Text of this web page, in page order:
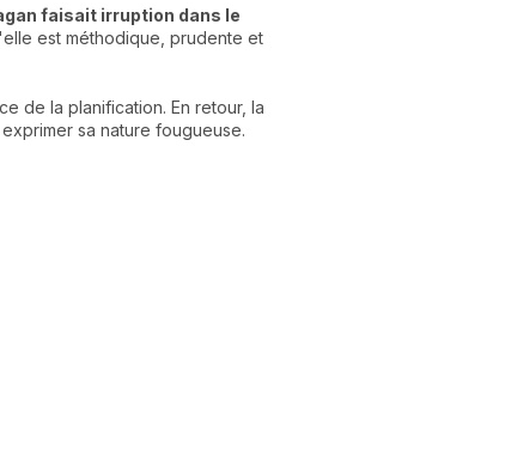
faisait irruption dans le
est méthodique, prudente et
de la planification. En retour, la
sa nature fougueuse.